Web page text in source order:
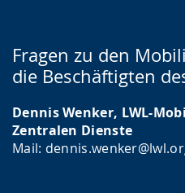
Fragen zu den
die Beschäftigten
Dennis Wenker, LWL-
Zentralen Dienste
Mail: